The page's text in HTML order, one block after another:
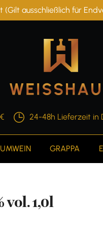
ausschließlich für
24-48h Lieferzeit in
GRAPPA
1,0l